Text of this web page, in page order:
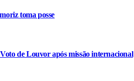
toma posse
de Louvor após missão internacional